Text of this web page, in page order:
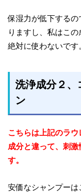
保湿力が低下する
りますし、私はこ
絶対に使わないです
洗浄成分２
ン
こちらは上記のラ
成分と違って、刺
す。
安価なシャンプー